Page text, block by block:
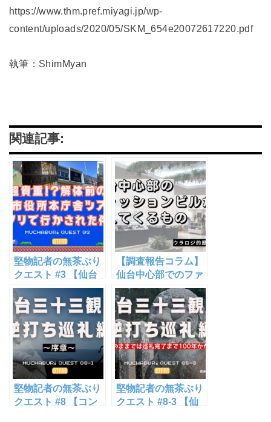
https://www.thm.pref.miyagi.jp/wp-
content/uploads/2020/05/SKM_654e20072617220.pdf
執筆：ShimMyan
関連記事:
堅物記者の無茶ぶり
クエスト #3 【仙台
市役所本庁舎市民向
け見学ツアーにいっ
てらっしゃい！？】
【調査報告コラム】
仙台中心部でのファ
ッションビルの力学
【社交場？発信
地？】
堅物記者の無茶ぶり
クエスト #8 【コン
堅物記者の無茶ぶり
クエスト #8-3 【仙